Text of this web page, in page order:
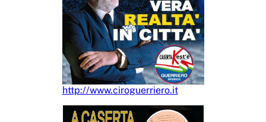
http://www.ciroguerriero.it